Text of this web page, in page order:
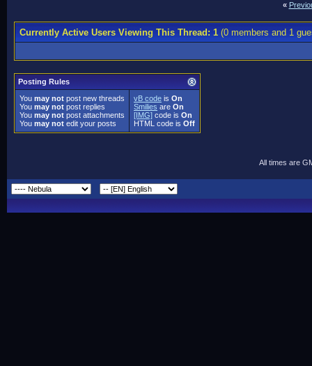
«
Currently Active Users Viewing This Thread: 1(0 members and 1
Posting Rules
You may not post new threads
You may not post replies
You may not post attachments
You may not edit your posts
vB code is On
Smilies are On
[IMG] code is On
HTML code is Off
All times are